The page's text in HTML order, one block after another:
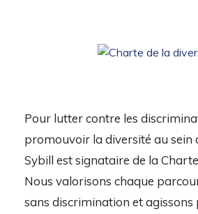
Pour lutter contre les
promouvoir la diversité au sein
Sybill est signataire de la
Nous valorisons chaque
sans discrimination et agissons